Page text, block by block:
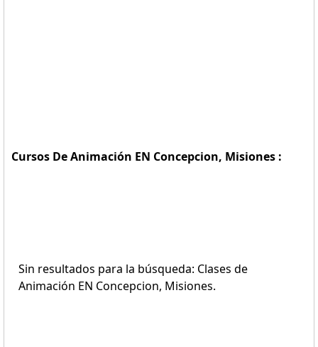
Cursos De Animación EN Concepcion, Misiones :
Sin resultados para la búsqueda: Clases de
Animación EN Concepcion, Misiones.